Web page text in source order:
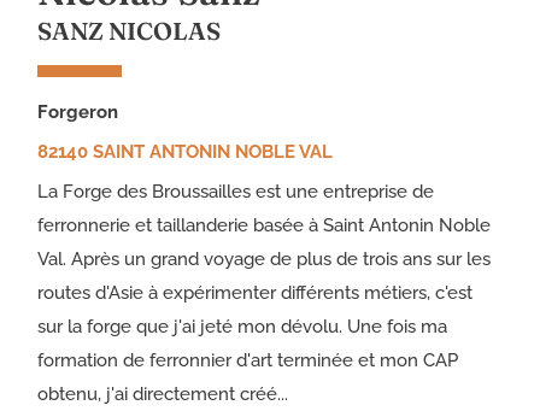
SANZ NICOLAS
forgeron
82140 SAINT ANTONIN NOBLE VAL
La Forge des Broussailles est une entreprise de
ferronnerie et taillanderie basée à Saint Antonin Noble
Val. Après un grand voyage de plus de trois ans sur les
routes d'Asie à expérimenter différents métiers, c'est
sur la forge que j'ai jeté mon dévolu. Une fois ma
formation de ferronnier d'art terminée et mon CAP
obtenu, j'ai directement créé...